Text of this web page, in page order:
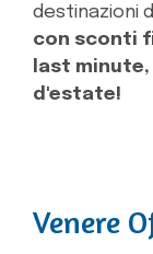
destinazioni
con sconti
last
d'estate!
Venere